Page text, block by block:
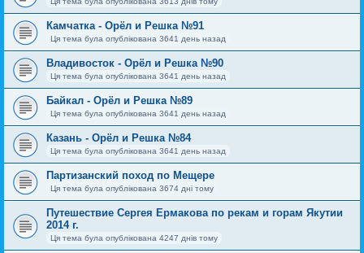
Камчатка - Орёл и Решка №91
Ця тема була опублікована 3641 день назад
Владивосток - Орёл и Решка №90
Ця тема була опублікована 3641 день назад
Байкал - Орёл и Решка №89
Ця тема була опублікована 3641 день назад
Казань - Орёл и Решка №84
Ця тема була опублікована 3641 день назад
Партизанский поход по Мещере
Ця тема була опублікована 3674 дні тому
Путешествие Сергея Ермакова по рекам и горам Якутии
2014 г.
Ця тема була опублікована 4247 днів тому